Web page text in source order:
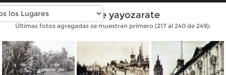
Fotos de yayozarate
Últimas fotos agregadas se muestran primero (217 al 240 de 249):